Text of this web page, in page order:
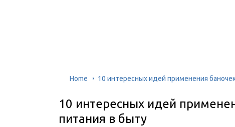
Home 10 интересных идей применения
10 интересных идей
питания в быту